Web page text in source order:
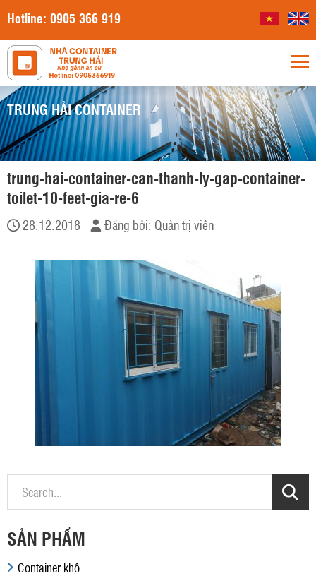
Hotline: 0905 366 919
TRUNG HẢI CONTAINER
trung-hai-container-can-thanh-ly-gap-container-
toilet-10-feet-gia-re-6
28.12.2018 Đăng bởi: Quản trị viên
SẢN PHẨM
Container khô